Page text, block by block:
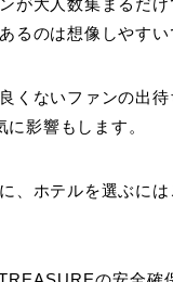
るのは想像しやすい
くないファンの出待
影響もします。
、ホテルを選ぶに